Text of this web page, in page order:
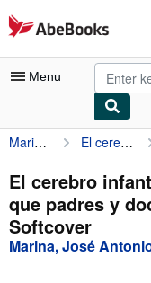
Skip to main content
AbeBooks.com
Menu
My Account
My Purchases
Advanced Search
Browse Collections
Marina, José Antonio El cerebro infantil: la gran oportunidad: Lo que padres y docentes deben saber
El cerebro
que padres y
Softcover
Marina, José